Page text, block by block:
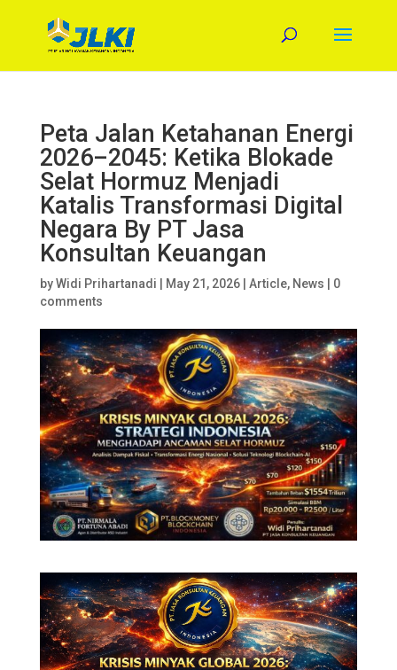
Peta Jalan Ketahanan Energi
2026–2045: Ketika Blokade
Selat Hormuz Menjadi
Katalis Transformasi Digital
Negara By PT Jasa
Konsultan Keuangan
byWidi Prihartanadi May 21, 2026| Article, News
0
comments